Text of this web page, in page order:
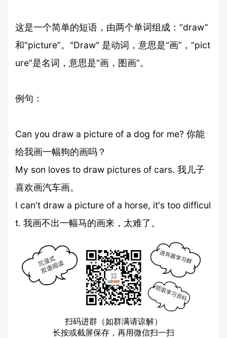
这是一个简单的短语，由两个单词组成：“draw”
和“picture”。"Draw" 是动词，意思是“画”，“pict
ure”是名词，意思是“画，图画”。
例句：
Can you draw a picture of a dog for me? 你能
给我画一幅狗的画吗？
My son loves to draw pictures of cars. 我儿子
喜欢画汽车画。
I can't draw a picture of a horse, it's too difficul
t. 我画不出一幅马的画来，太难了。
扫码进群（如群满请谅解）
长按或截屏保存，再用微信扫一扫